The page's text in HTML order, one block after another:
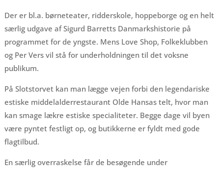
Der er bl.a. børneteater, ridderskole, hoppeborge og en helt
særlig udgave af Sigurd Barretts Danmarkshistorie på
programmet for de yngste. Mens Love Shop, Folkeklubben
og Per Vers vil stå for underholdningen til det voksne
publikum.
På Slotstorvet kan man lægge vejen forbi den legendariske
estiske middelalderrestaurant Olde Hansas telt, hvor man
kan smage lækre estiske specialiteter. Begge dage vil byen
være pyntet festligt op, og butikkerne er fyldt med gode
flagtilbud.
En særlig overraskelse får de besøgende under